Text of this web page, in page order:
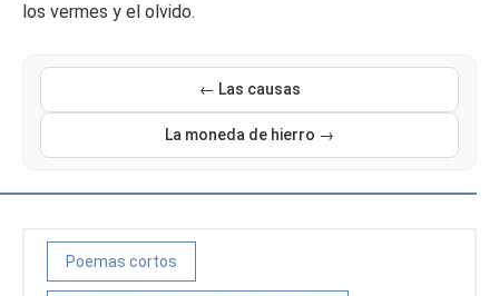
los vermes y el olvido.
← Las causas
La moneda de hierro →
Poemas cortos